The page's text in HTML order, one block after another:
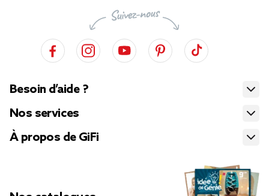
Besoin d’aide ?
Nos services
À propos de GiFi